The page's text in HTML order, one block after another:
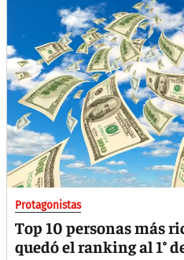
Protagonistas
Top 10 personas más
quedó el ranking al 1°